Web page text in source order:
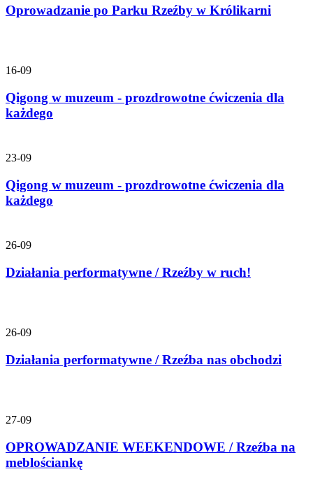
Oprowadzanie po Parku Rzeźby w Królikarni
16-09
Qigong w muzeum - prozdrowotne ćwiczenia dla
każdego
23-09
Qigong w muzeum - prozdrowotne ćwiczenia dla
każdego
26-09
Działania performatywne / Rzeźby w ruch!
26-09
Działania performatywne / Rzeźba nas obchodzi
27-09
OPROWADZANIE WEEKENDOWE / Rzeźba na
meblościankę